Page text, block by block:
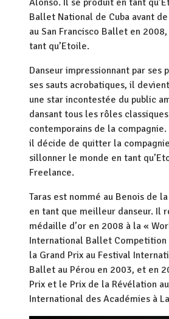
Alonso. Il se produit en tant
Ballet National de Cuba avant
au San Francisco Ballet en
tant qu’Etoile.
Danseur impressionnant par ses
ses sauts acrobatiques, il
une star incontestée du public
dansant tous les rôles
contemporains de la compagnie.
il décide de quitter la
sillonner le monde en tant
Freelance.
Taras est nommé au Benois de
en tant que meilleur danseur. Il
médaille d’or en 2008 à la «
International Ballet Competition
la Grand Prix au Festival
Ballet au Pérou en 2003, et en
Prix et le Prix de la Révélation
International des Académies à